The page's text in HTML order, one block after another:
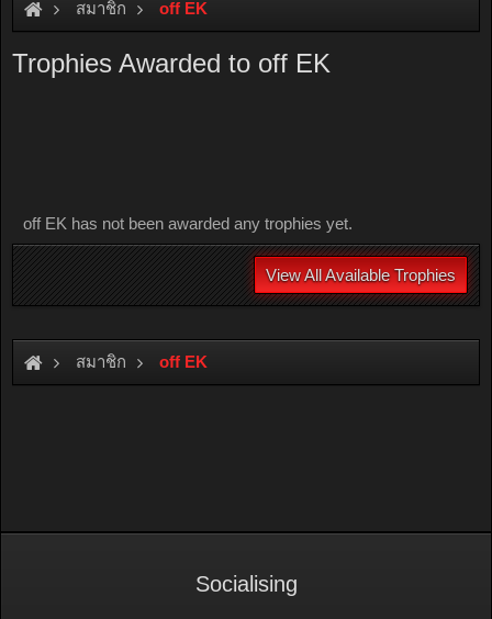
สมาชิก off EK
Trophies Awarded to off EK
off EK has not been awarded any trophies yet.
View All Available Trophies
สมาชิก off EK
Socialising